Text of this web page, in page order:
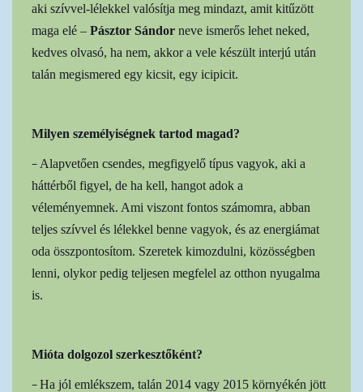
aki szívvel-lélekkel valósítja meg mindazt, amit kitűzött
maga elé – Pásztor Sándor neve ismerős lehet neked,
kedves olvasó, ha nem, akkor a vele készült interjú után
talán megismered egy kicsit, egy icipicit.
Milyen személyiségnek tartod magad?
– Alapvetően csendes, megfigyelő típus vagyok, aki a
háttérből figyel, de ha kell, hangot adok a
véleményemnek. Ami viszont fontos számomra, abban
teljes szívvel és lélekkel benne vagyok, és az energiámat
oda összpontosítom. Szeretek kimozdulni, közösségben
lenni, olykor pedig teljesen megfelel az otthon nyugalma
is.
Mióta dolgozol szerkesztőként?
–Ha jól emlékszem, talán 2014 vagy 2015 környékén jött